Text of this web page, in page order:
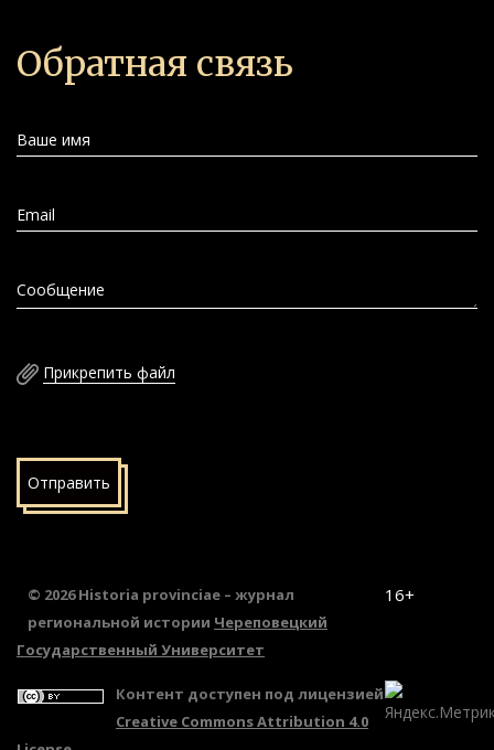
Обратная связь
Ваше имя
Email
Сообщение
Прикрепить файл
Отправить
© 2026 Historia provinciae – журнал
региональной истории Череповецкий
Государственный Университет
16+
Контент доступен под лицензией
Creative Commons Attribution 4.0